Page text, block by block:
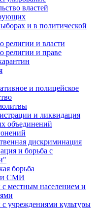
властей
и в политической
религии и власти
религии и праве
и полицейское
и ликвидация
объединений
дискриминация
и борьба с
борьба
и СМИ
местным населением и
учреждениями культуры